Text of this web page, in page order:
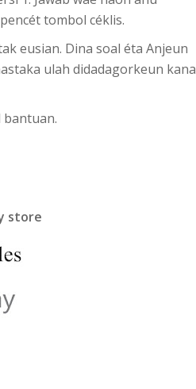
tombol céklis.
eusian. Dina soal éta Anjeun
ulah didadagorkeun kana
store